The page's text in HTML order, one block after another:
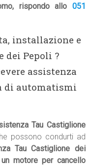
rispondo allo 051
installazione e
dei Pepoli ?
assistenza
di automatismi
Tau Castiglione
possono condurti ad
Tau Castiglione dei
motore per cancello